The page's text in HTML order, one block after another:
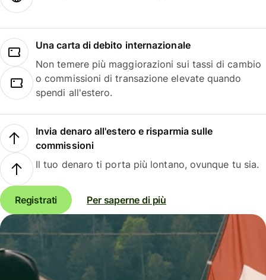
Una carta di debito internazionale
Non temere più maggiorazioni sui tassi di cambio
o commissioni di transazione elevate quando
spendi all'estero.
Invia denaro all'estero e risparmia sulle
commissioni
Il tuo denaro ti porta più lontano, ovunque tu sia.
Registrati Per saperne di più